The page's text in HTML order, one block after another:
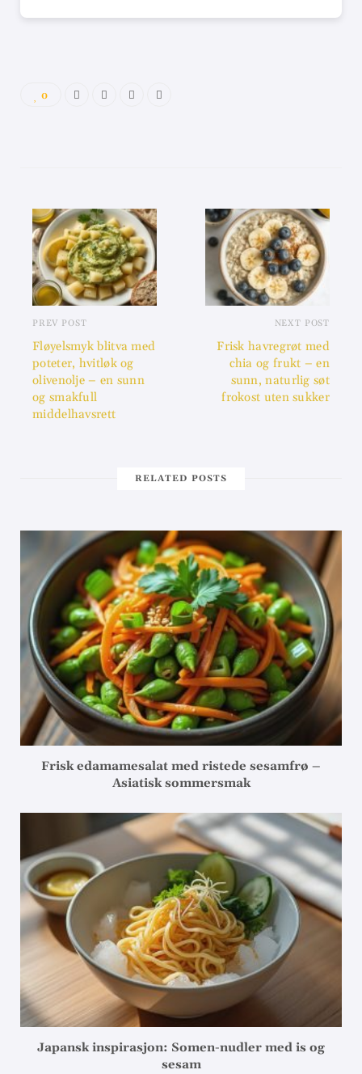
0
PREV POST
Fløyelsmyk blitva med
poteter, hvitløk og
olivenolje – en sunn
og smakfull
middelhavsrett
NEXT POST
Frisk havregrøt med
chia og frukt – en
sunn, naturlig søt
frokost uten sukker
RELATED POSTS
Frisk edamamesalat med ristede sesamfrø –
Asiatisk sommersmak
Japansk inspirasjon: Somen-nudler med is og
sesam